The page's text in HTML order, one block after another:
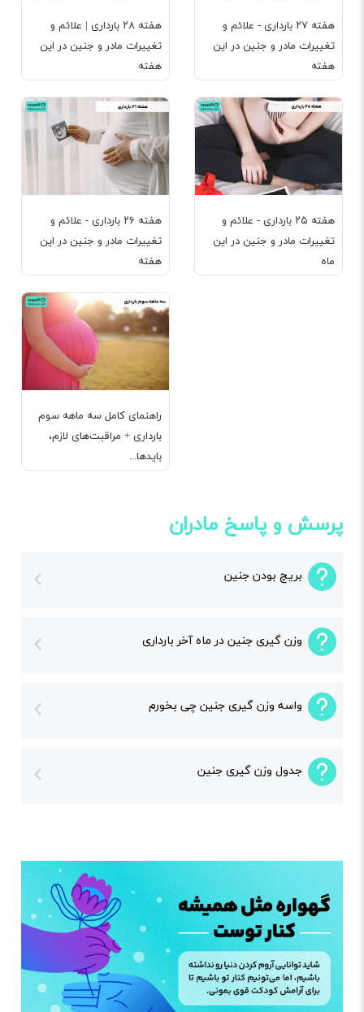
هفته ۲۸ بارداری | علائم و
تغییرات مادر و جنین در این
هفته
هفته ۲۷ بارداری - علائم و
تغییرات مادر و جنین در این
هفته
هفته ۲۶ بارداری - علائم و
تغییرات مادر و جنین در این
هفته
هفته ۲۵ بارداری - علائم و
تغییرات مادر و جنین در این
ماه
راهنمای کامل سه ماهه سوم
بارداری + مراقبت‌های لازم،
بایدها...
پرسش و پاسخ مادران
بریچ بودن جنین
وزن گیری جنین در ماه آخر بارداری
واسه وزن گیری جنین چی بخورم
جدول وزن گیری جنین